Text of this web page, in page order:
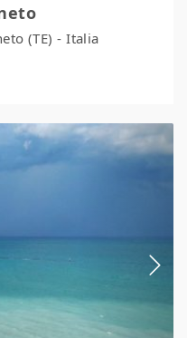
(TE) - Italia